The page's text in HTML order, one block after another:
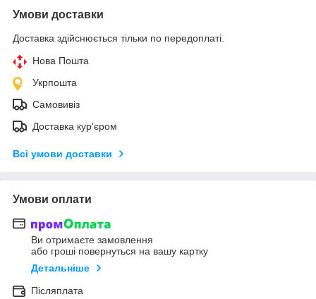
Умови доставки
Доставка здійснюється тільки по передоплаті.
Нова Пошта
Укрпошта
Самовивіз
Доставка кур'єром
Всі умови доставки
Умови оплати
Ви отримаєте замовлення
або гроші повернуться на вашу картку
Детальніше
Післяплата